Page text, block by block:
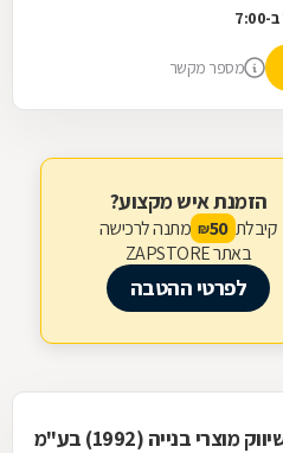
מספר מקשר
הזמנת איש מקצוע?
קיבלת 50
₪ מתנה לרכישה
באתר ZAPSTORE
לפרטי ההטבה
בנייה (1992) בע"מ